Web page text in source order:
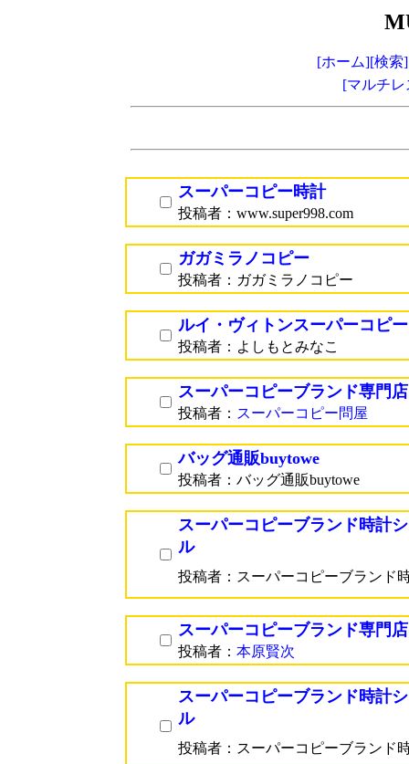
[ホーム][検索]
[マルチ
スーパーコピー時計
投稿者：www.super998.com
ガガミラノコピー
投稿者：ガガミラノコピー
ルイ・ヴィトンスーパーコピー
投稿者：よしもとみなこ
スーパーコピーブランド専門店
投稿者： スーパーコピー問屋
バッグ通販buytowe
投稿者：バッグ通販buytowe
スーパーコピーブランド時計
ル
投稿者：スーパーコピーブランド
スーパーコピーブランド専門
投稿者： 本原賢次
スーパーコピーブランド時計
ル
投稿者：スーパーコピーブランド